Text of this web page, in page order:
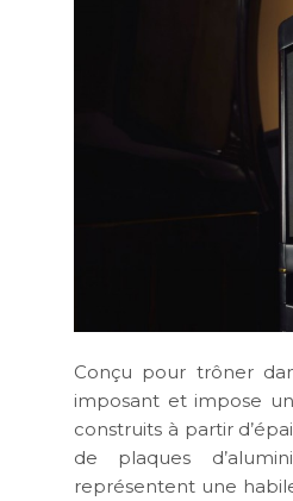
Conçu pour trôner
imposant et impose
construits à partir
de plaques
représentent une